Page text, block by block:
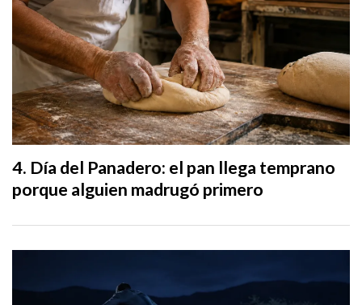
Día del Panadero: el pan llega temprano
porque alguien madrugó primero